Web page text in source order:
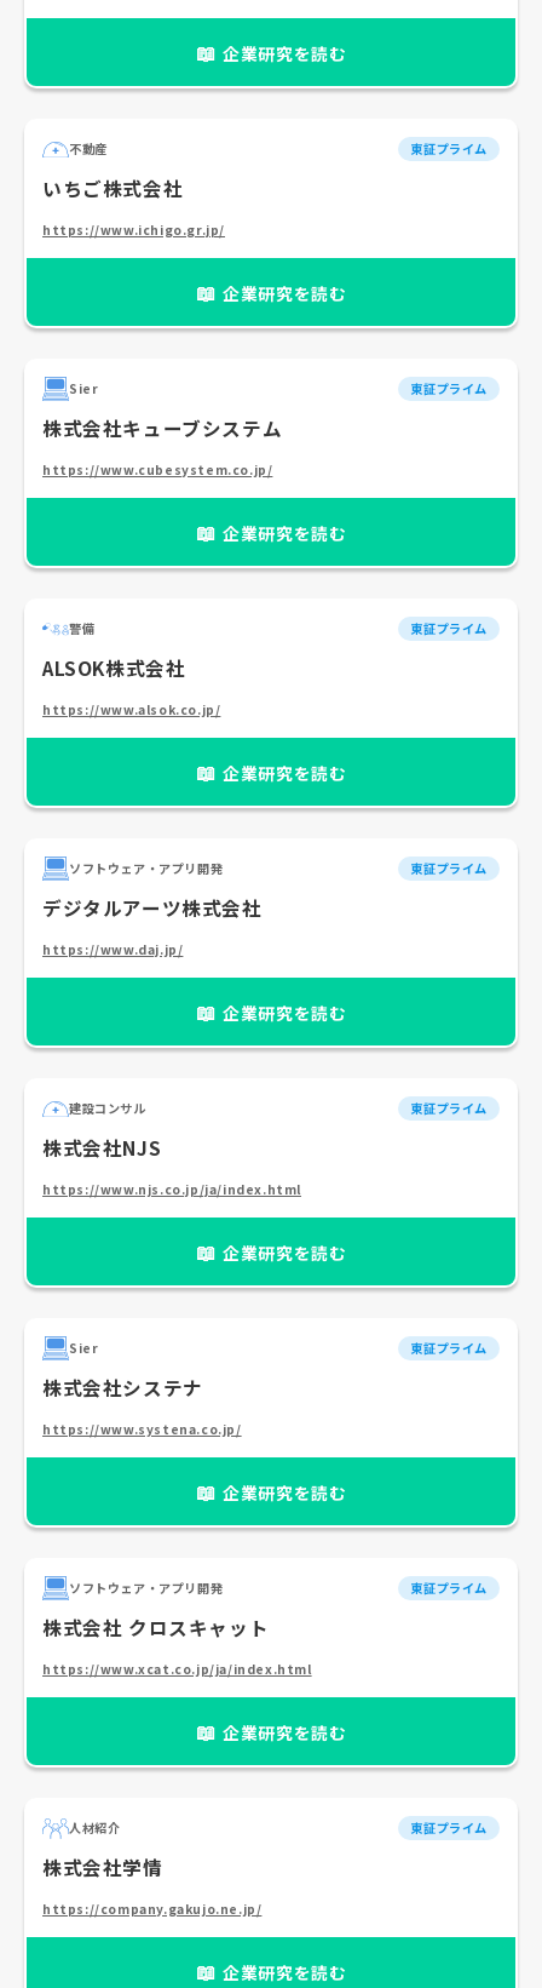
📖 企業研究を読む
不動産 東証プライム
いちご株式会社
https://www.ichigo.gr.jp/
📖 企業研究を読む
Sier 東証プライム
株式会社キューブシステム
https://www.cubesystem.co.jp/
📖 企業研究を読む
警備 東証プライム
ALSOK株式会社
https://www.alsok.co.jp/
📖 企業研究を読む
ソフトウェア・アプリ開発 東証プライム
デジタルアーツ株式会社
https://www.daj.jp/
📖 企業研究を読む
建設コンサル 東証プライム
株式会社NJS
https://www.njs.co.jp/ja/index.html
📖 企業研究を読む
Sier 東証プライム
株式会社システナ
https://www.systena.co.jp/
📖 企業研究を読む
ソフトウェア・アプリ開発 東証プライム
株式会社 クロスキャット
https://www.xcat.co.jp/ja/index.html
📖 企業研究を読む
人材紹介 東証プライム
株式会社学情
https://company.gakujo.ne.jp/
📖 企業研究を読む